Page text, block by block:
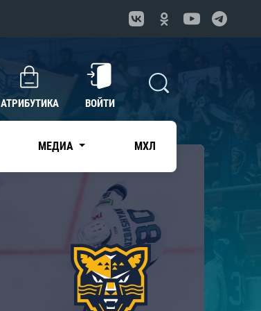
АТРИБУТИКА ВОЙТИ
МЕДИА МХЛ